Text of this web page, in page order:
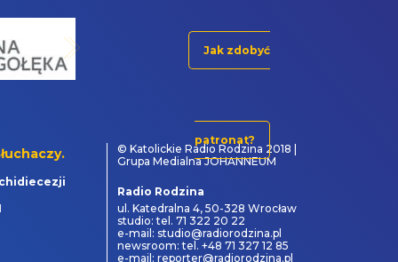
Jak zdobyć
patronat?
© Katolickie Radio Rodzina 2018 |
Grupa Medialna JOHANNEUM
Radio Rodzina
ul. Katedralna 4, 50-328 Wrocław
studio: tel. 71 322 20 22
e-mail: studio@radiorodzina.pl
newsroom: tel. +48 71 327 12 85
e-mail: reporter@radiorodzina.pl